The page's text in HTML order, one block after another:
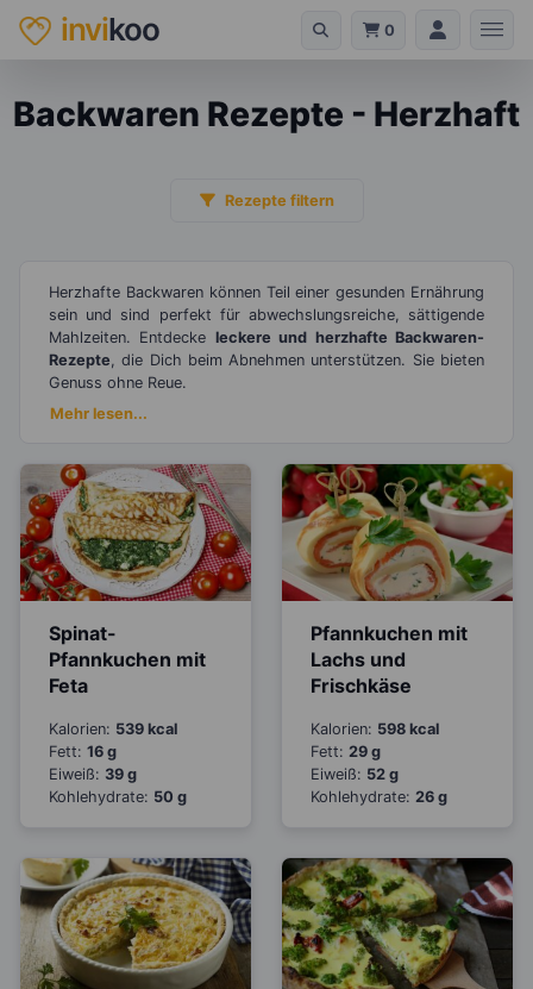
invikoo 0
Backwaren Rezepte - Herzhaft
Rezepte filtern
Herzhafte Backwaren können Teil einer gesunden Ernährung
sein und sind perfekt für abwechslungsreiche, sättigende
Mahlzeiten. Entdecke leckere und herzhafte Backwaren-
Rezepte, die Dich beim Abnehmen unterstützen. Sie bieten
Genuss ohne Reue.
Mehr lesen...
Spinat-
Pfannkuchen mit
Feta
Kalorien: 539 kcal
Fett: 16 g
Eiweiß: 39 g
Kohlehydrate: 50 g
Pfannkuchen mit
Lachs und
Frischkäse
Kalorien: 598 kcal
Fett: 29 g
Eiweiß: 52 g
Kohlehydrate: 26 g